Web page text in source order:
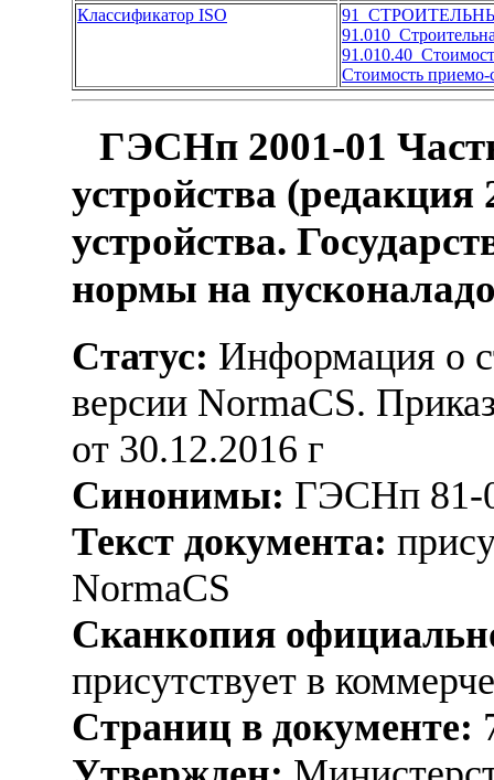
Классификатор ISO
91
91.010
91.010.40
Стоимость приемо-
ГЭСНп 2001-01
устройства (редакция
устройства.
нормы на
Статус: Информация о
версии NormaCS.
от 30.12.2016 г
Синонимы: ГЭСНп 81-
Текст документа:
NormaCS
Сканкопия
присутствует в
Страниц в документе: